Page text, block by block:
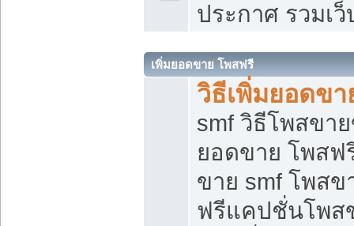
ประกาศ รวมเ
เพิ่มยอดขาย โพสฟรี
วิธีเพิ่มยอดข
smf วิธีโพสขา
ยอดขาย โพสฟ
ขาย smf โพส
ฟรีแคปชั่นโพส